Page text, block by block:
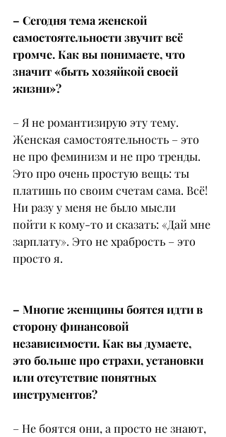
– Сегодня тема женской
самостоятельности звучит всё
громче. Как вы понимаете, что
значит «быть хозяйкой своей
жизни»?
– Я не романтизирую эту тему.
Женская самостоятельность – это
не про феминизм и не про тренды.
Это про очень простую вещь: ты
платишь по своим счетам сама. Всё!
Ни разу у меня не было мысли
пойти к кому-то и сказать: «Дай мне
зарплату». Это не храбрость – это
просто я.
– Многие женщины боятся идти в
сторону финансовой
независимости. Как вы думаете,
это больше про страхи, установки
или отсутствие понятных
инструментов?
– Не боятся они, а просто не знают,